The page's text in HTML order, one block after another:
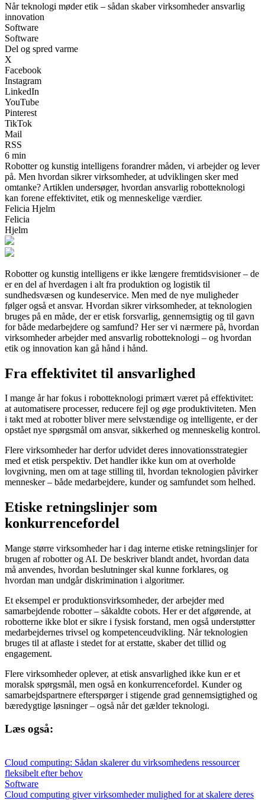
Når teknologi møder etik – sådan skaber virksomheder ansvarlig
innovation
Software
Software
Del og spred varme
X
Facebook
Instagram
LinkedIn
YouTube
Pinterest
TikTok
Mail
RSS
6 min
Robotter og kunstig intelligens forandrer måden, vi arbejder og lever
på. Men hvordan sikrer virksomheder, at udviklingen sker med
omtanke? Artiklen undersøger, hvordan ansvarlig robotteknologi
kan forene effektivitet, etik og menneskelige værdier.
Felicia Hjelm
Felicia
Hjelm
Robotter og kunstig intelligens er ikke længere fremtidsvisioner – de
er en del af hverdagen i alt fra produktion og logistik til
sundhedsvæsen og kundeservice. Men med de nye muligheder
følger også et ansvar. Hvordan sikrer virksomheder, at teknologien
bruges på en måde, der er etisk forsvarlig, gennemsigtig og til gavn
for både medarbejdere og samfund? Her ser vi nærmere på, hvordan
virksomheder arbejder med ansvarlig robotteknologi – og hvordan
etik og innovation kan gå hånd i hånd.
Fra effektivitet til ansvarlighed
I mange år har fokus i robotteknologi primært været på effektivitet:
at automatisere processer, reducere fejl og øge produktiviteten. Men
i takt med at robotter bliver mere selvstændige og intelligente, er der
opstået nye spørgsmål om ansvar, sikkerhed og menneskelig kontrol.
Flere virksomheder har derfor udvidet deres innovationsstrategier
med et etisk perspektiv. Det handler ikke kun om at overholde
lovgivning, men om at tage stilling til, hvordan teknologien påvirker
mennesker – både medarbejdere, kunder og samfundet som helhed.
Etiske retningslinjer som
konkurrencefordel
Mange større virksomheder har i dag interne etiske retningslinjer for
brugen af robotter og AI. De beskriver blandt andet, hvordan data
må anvendes, hvordan beslutninger skal kunne forklares, og
hvordan man undgår diskrimination i algoritmer.
Et eksempel er produktionsvirksomheder, der arbejder med
samarbejdende robotter – såkaldte cobots. Her er det afgørende, at
robotterne ikke blot er sikre i fysisk forstand, men også understøtter
medarbejdernes trivsel og kompetenceudvikling. Når teknologien
bruges til at aflaste i stedet for at erstatte, skaber det tillid og
engagement.
Flere virksomheder oplever, at etisk ansvarlighed ikke kun er et
moralsk spørgsmål, men også en konkurrencefordel. Kunder og
samarbejdspartnere efterspørger i stigende grad gennemsigtighed og
bæredygtige løsninger – også når det gælder teknologi.
Læs også:
Cloud computing: Sådan skalerer du virksomhedens ressourcer
fleksibelt efter behov
Software
Cloud computing giver virksomheder mulighed for at skalere deres